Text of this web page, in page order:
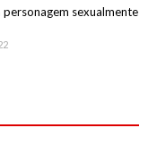
personagem sexualmente